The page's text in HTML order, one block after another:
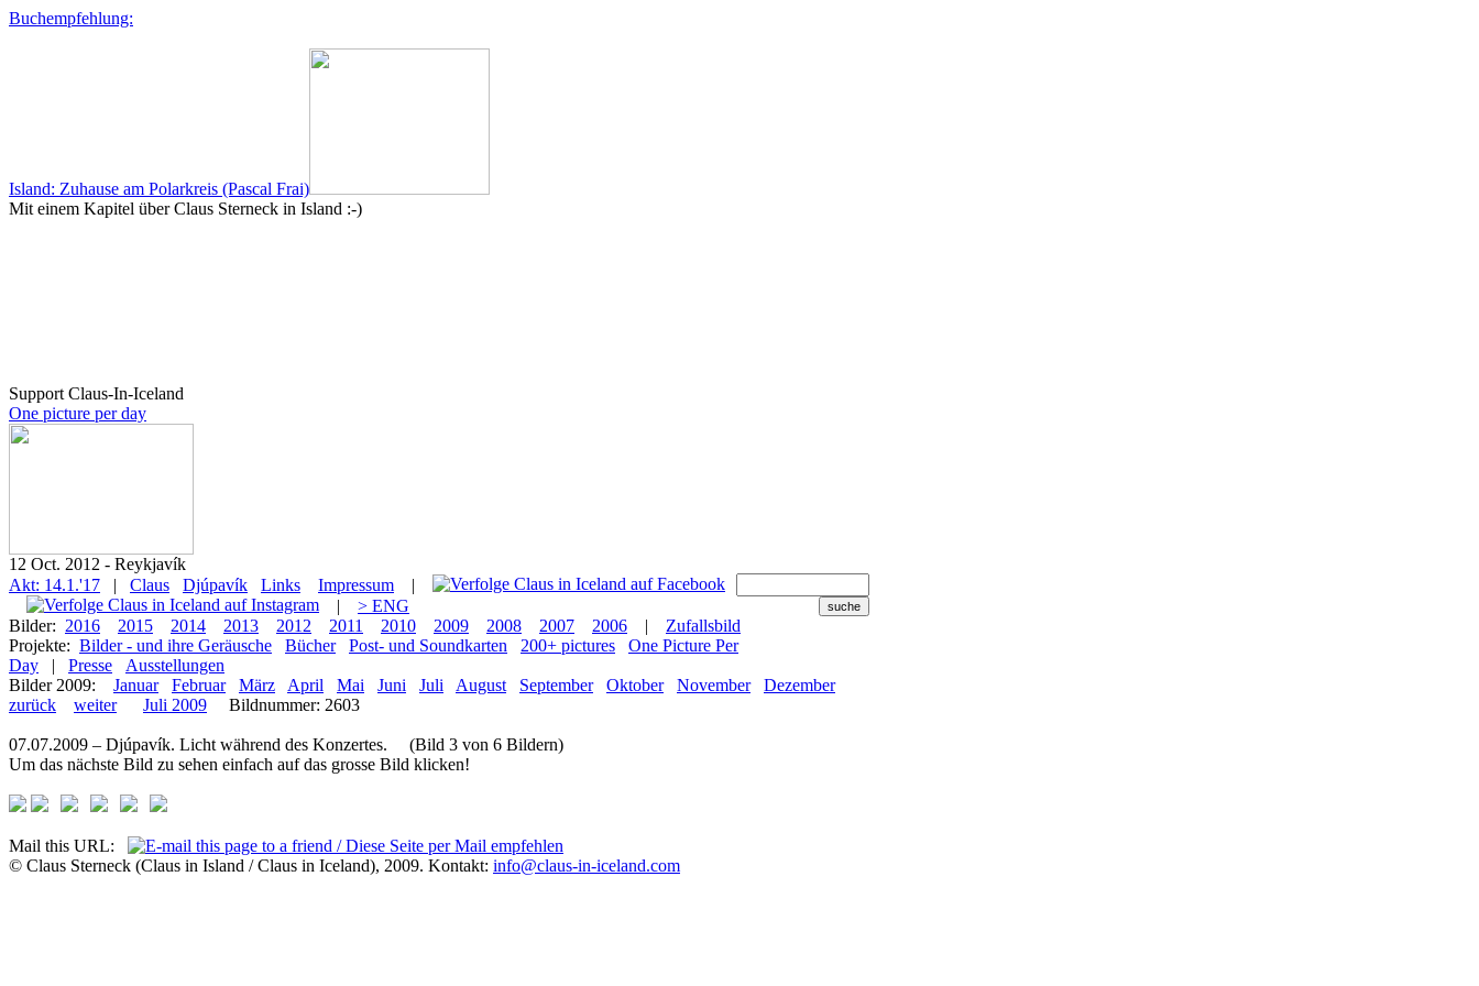
Buchempfehlung:
Island: Zuhause am Polarkreis (Pascal Frai)
Mit einem Kapitel über Claus Sterneck in Island :-)
Support Claus-In-Iceland
One picture per day
12 Oct. 2012 - Reykjavík
Akt: 14.1.'17
| Claus Djúpavík Links Impressum
|
|
> ENG
Bilder: 2016 2015 2014 2013 2012 2011 2010 2009 2008 2007 2006 |
Zufallsbild
Projekte: Bilder - und ihre Geräusche Bücher Post- und Soundkarten 200+ pictures
One Picture Per
Day
| Presse
Ausstellungen
Bilder 2009:
Januar Februar März April Mai Juni Juli August September Oktober November
Dezember
zurück
weiter Juli 2009 Bildnummer: 2603
07.07.2009 – Djúpavík. Licht während des Konzertes. (Bild 3 von 6 Bildern)
Um das nächste Bild zu sehen einfach auf das grosse Bild klicken!
Mail this URL:
© Claus Sterneck (Claus in Island / Claus in Iceland), 2009. Kontakt: info@claus-in-iceland.com